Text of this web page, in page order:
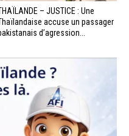
– JUSTICE : Une
accuse un passager
d’agression...